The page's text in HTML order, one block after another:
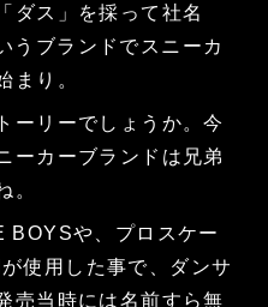
ダス」を採って社名
うブランドでスニーカ
まり。
ーリーでしょうか。今
ーカーブランドは兄弟
。
BOYSや、プロスケー
使用した事で、ダンサ
売当時には名前すら無